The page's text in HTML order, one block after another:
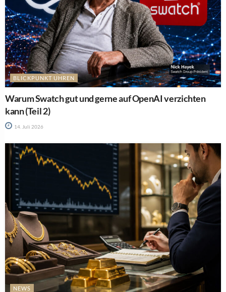
BLICKPUNKT UHREN
Warum Swatch gut und gerne auf OpenAI verzichten
kann (Teil 2)
14. Juli 2026
NEWS